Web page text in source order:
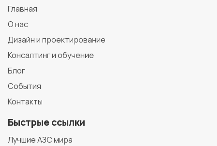
Главная
О нас
Дизайн и проектирование
Консалтинг и обучение
Блог
События
Контакты
Быстрые ссылки
Лучшие АЗС мира